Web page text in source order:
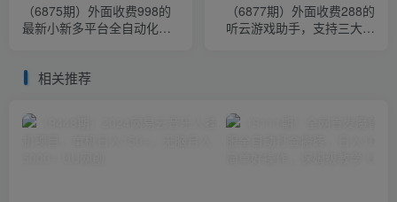
（6875期）外面收费998的
最新小新多平台全自动化引
（6877期）外面收费288的
听云游戏助手，支持三大平
相关推荐